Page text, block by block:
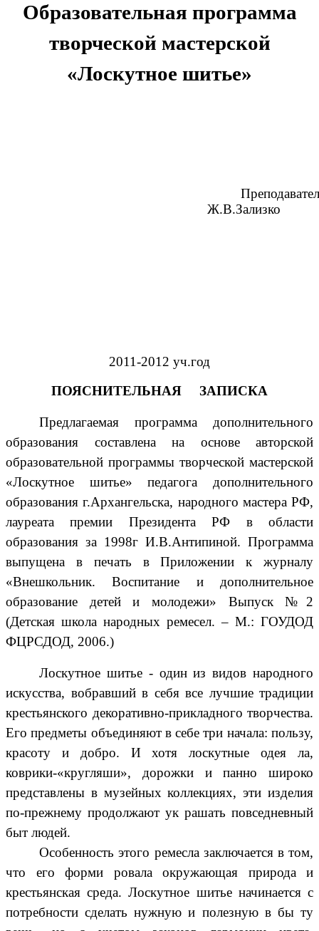
Образовательная программа
творческой мастерской
«Лоскутное шитье»
Ж.В.Зализко
2011-2012 уч.год
ПОЯСНИТЕЛЬНАЯ ЗАПИСКА
Предлагаемая программа дополнительного
образования составлена на основе авторской
образовательной программы творческой мастерской
«Лоскутное шитье» педагога дополнительного
образования г.Архангельска, народного мастера РФ,
лауреата премии Президента РФ в области
образования за 1998г И.В.Антипиной. Программа
выпущена в печать в Приложении к журналу
«Внешкольник. Воспитание и дополнительное
образование детей и молодежи» Выпуск №2
(Детская школа народных ремесел. – М.: ГОУДОД
ФЦРСДОД, 2006.)
Лоскутное шитье - один из видов народного
искусства, вобравший в себя все лучшие традиции
крестьянского декоративно-прикладного творчества.
Его предметы объединяют в себе три начала: пользу,
красоту и добро. И хотя лоскутные одея ла,
коврики-«кругляши», дорожки и панно широко
представлены в музейных коллекциях, эти изделия
по-прежнему продолжают ук рашать повседневный
быт людей.
Особенность этого ремесла заключается в том,
что его форми ровала окружающая природа и
крестьянская среда. Лоскутное шитье начинается с
потребности сделать нужную и полезную в бы ту